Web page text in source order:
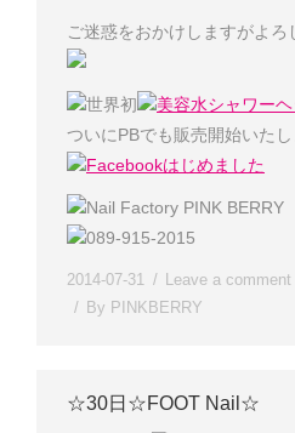
ご迷惑をおかけしますがよ
世界初
美容水シャワー
ついにPBでも販売開始いたし
Facebookはじめました
Nail Factory PINK BERRY
089-915-2015
2014-07-31 Leave a comment
By PINKBERRY
☆30日☆FOOT Nail☆